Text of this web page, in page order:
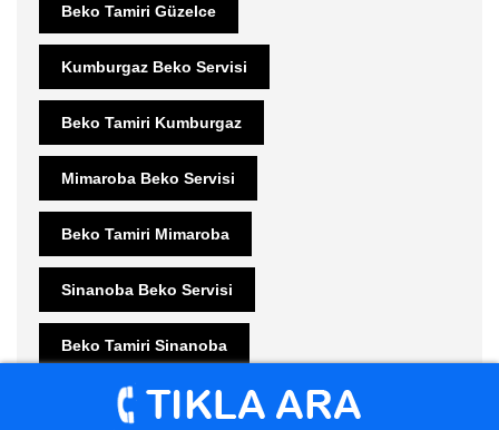
Beko Tamiri Güzelce
Kumburgaz Beko Servisi
Beko Tamiri Kumburgaz
Mimaroba Beko Servisi
Beko Tamiri Mimaroba
Sinanoba Beko Servisi
Beko Tamiri Sinanoba
Beykent Beko Servisi